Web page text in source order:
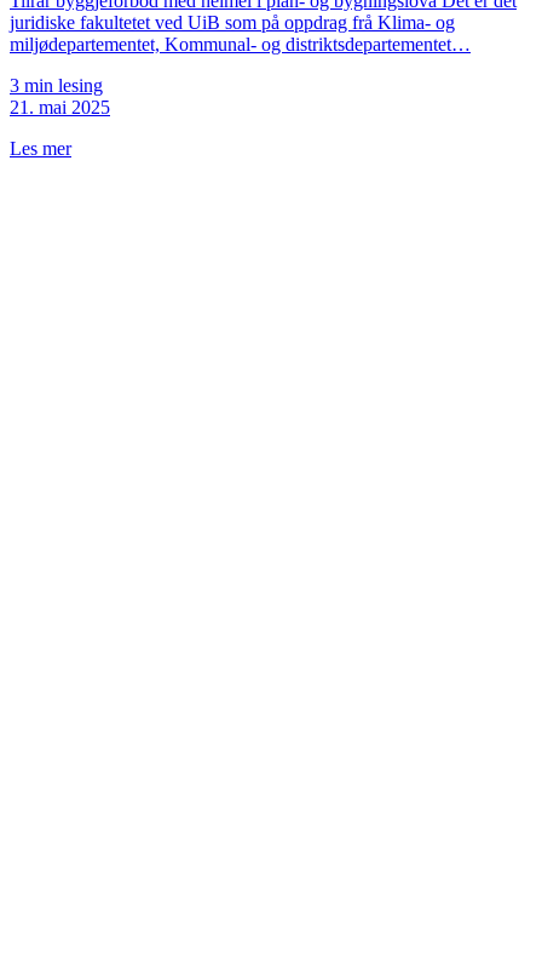
juridiske fakultetet ved UiB som på oppdrag frå Klima- og
miljødepartementet, Kommunal- og distriktsdepartementet…
3 min lesing
21. mai 2025
Les mer